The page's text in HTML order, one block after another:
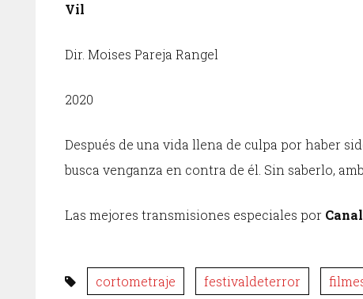
Vil
Dir. Moises Pareja Rangel
2020
Después de una vida llena de culpa por haber
busca venganza en contra de él. Sin saberlo,
Las mejores transmisiones especiales por
cortometraje festivaldeterror